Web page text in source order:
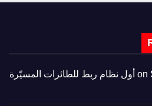
Skywire أول نظام ربط للطائرات المسيّرة